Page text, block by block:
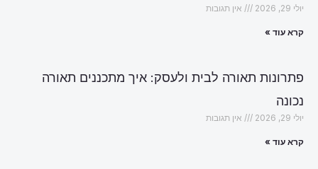
יולי 29, 2026 אין תגובות
קרא עוד »
פתרונות תאורה לבית ולעסק: איך מתכננים תאורה
נכונה
יולי 29, 2026 אין תגובות
קרא עוד »